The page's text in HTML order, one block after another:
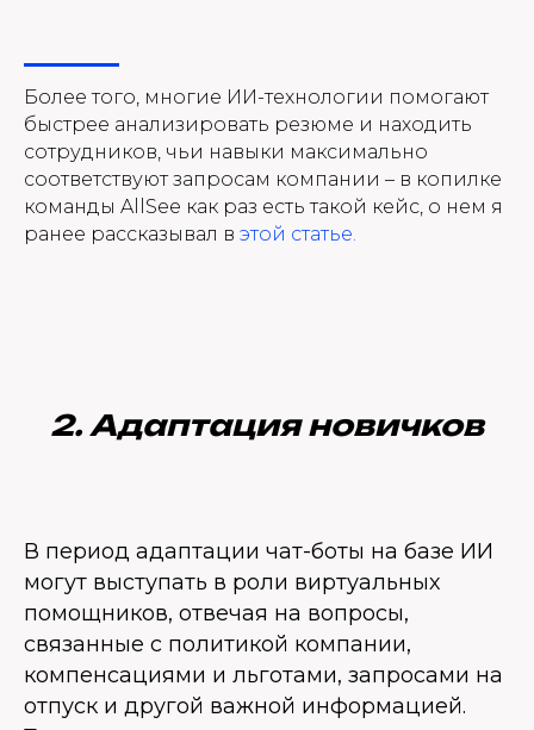
Более того, многие ИИ-технологии помогают
быстрее анализировать резюме и находить
сотрудников, чьи навыки максимально
соответствуют запросам компании – в копилке
команды AllSee как раз есть такой кейс, о нем я
ранее рассказывал в этой статье.
2. Адаптация новичков
В период адаптации чат-боты на базе ИИ
могут выступать в роли виртуальных
помощников, отвечая на вопросы,
связанные с политикой компании,
компенсациями и льготами, запросами на
отпуск и другой важной информацией.